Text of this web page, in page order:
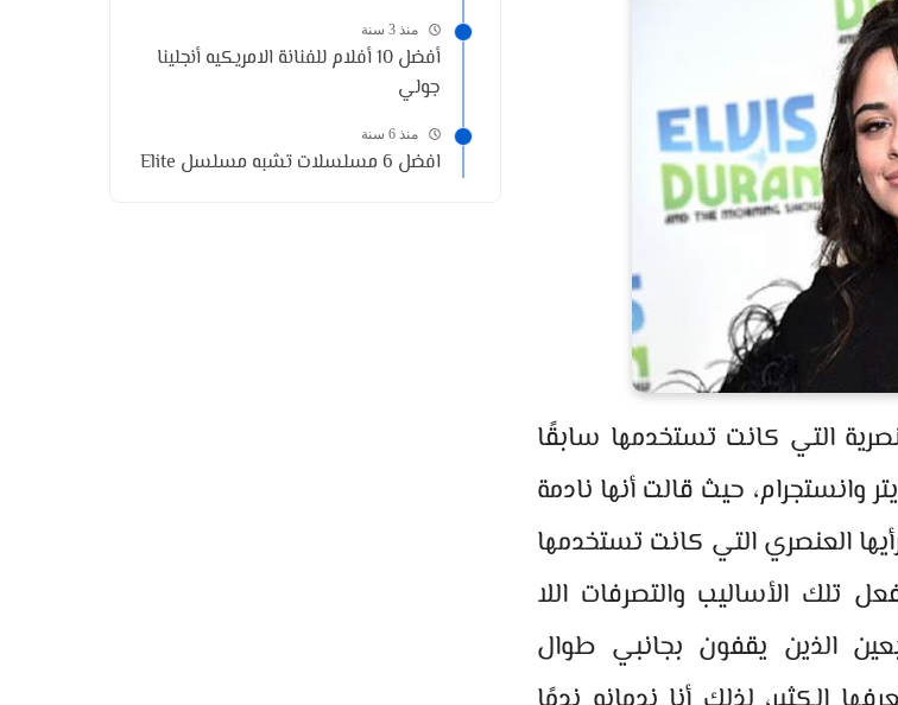
التي كانت تستخدمها سابقًا
وانستجرام، حيث قالت أنها نادمة
العنصري التي كانت تستخدمها
الأساليب والتصرفات اللا
الذين يقفون بجانبي طوال
منذ 3 سنة
أفضل 10 أفلام للفنانة الامريكيه أنجلينا
جولي
منذ 6 سنة
افضل 6 مسلسلات تشبه مسلسل Elite